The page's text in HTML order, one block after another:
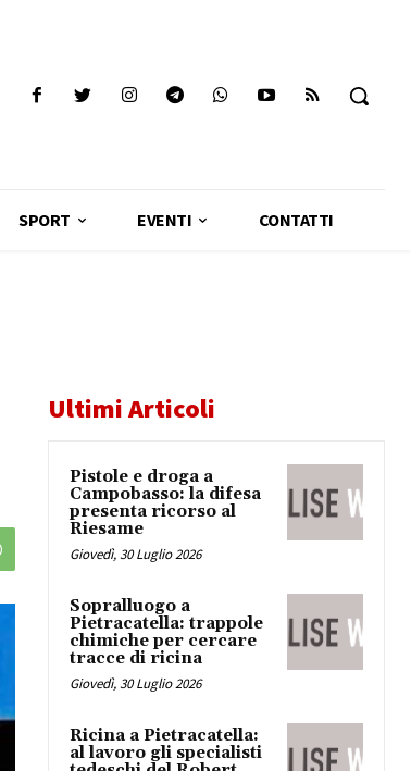
SPORT EVENTI CONTATTI
Ultimi Articoli
Pistole e droga a
Campobasso: la difesa
presenta ricorso al
Riesame
Giovedì, 30 Luglio 2026
Sopralluogo a
Pietracatella: trappole
chimiche per cercare
tracce di ricina
Giovedì, 30 Luglio 2026
Ricina a Pietracatella:
al lavoro gli specialisti